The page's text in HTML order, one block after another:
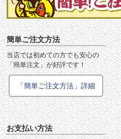
簡単ご注文方法
当店では初めての方でも安心の
「簡単注文」が好評です！
「簡単ご注文方法」詳細
お支払い方法